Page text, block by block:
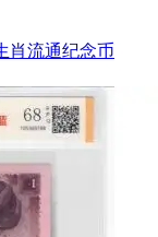
肖流通纪念币